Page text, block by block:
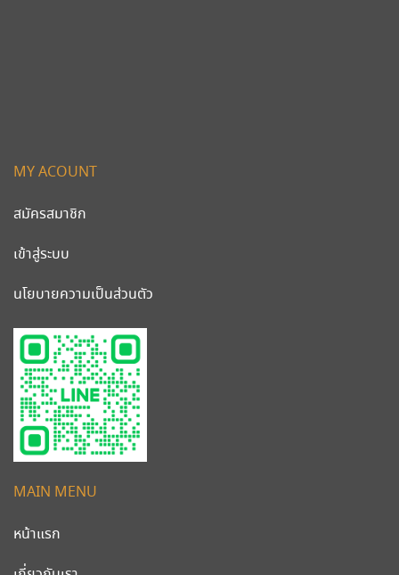
MAIN MENU
หน้าแรก
MY ACOUNT
สมัครสมาชิก
เข้าสู่ระบบ
นโยบายความเป็นส่วนตัว